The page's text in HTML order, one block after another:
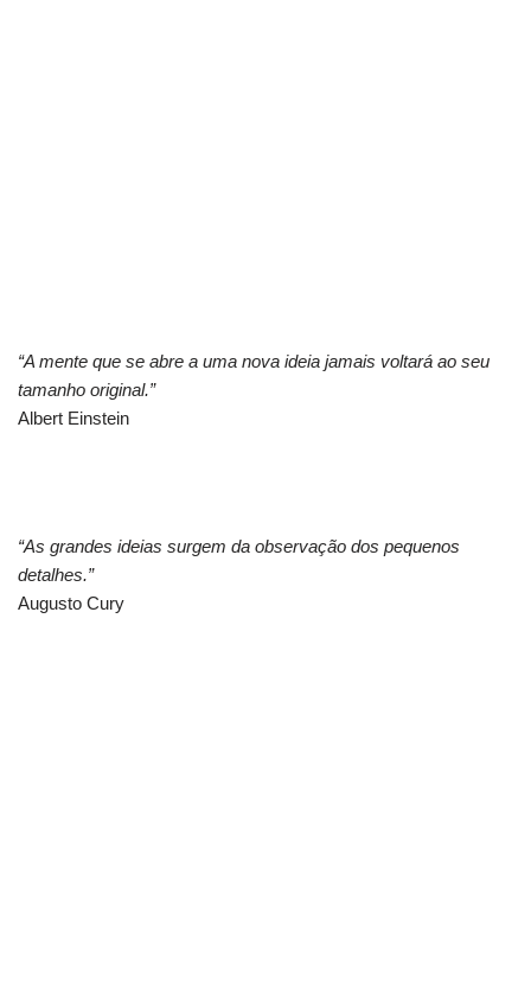
“A mente que se abre a uma nova ideia jamais voltará ao seu
tamanho original.”
Albert Einstein
“As grandes ideias surgem da observação dos pequenos
detalhes.”
Augusto Cury